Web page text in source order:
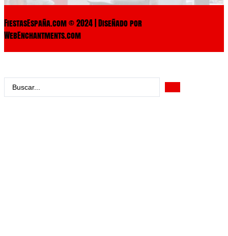
FiestasEspaña.com © 2024 | Diseñado por
WebEnchantments.com